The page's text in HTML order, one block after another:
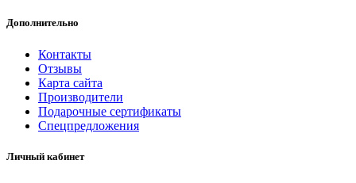
Дополнительно
Контакты
Отзывы
Карта сайта
Производители
Подарочные сертификаты
Спецпредложения
Личный кабинет